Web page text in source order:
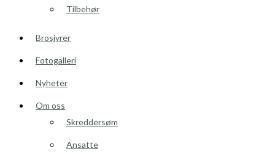
Tilbehør
Brosjyrer
Fotogalleri
Nyheter
Om oss
Skreddersøm
Ansatte